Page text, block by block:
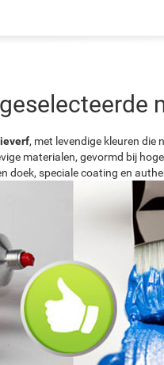
, met levendige kleuren die
materialen, gevormd bij
doek, speciale coating en